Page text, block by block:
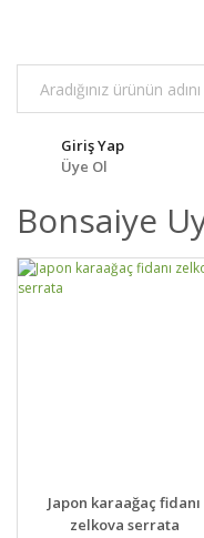
Giriş Yap
Üye Ol
Bonsaiye
DETAYLAR
VER
Japon karaağaç fidanı
zelkova serrata